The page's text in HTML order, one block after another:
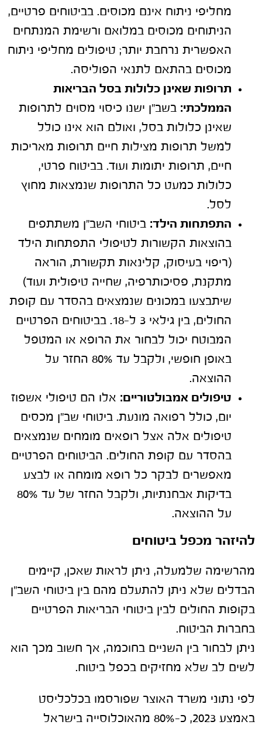
מחליפי ניתוח אינם מכוסים. בביטוחים פרטיים,
הניתוחים מכוסים במלואם ורשימת המנתחים
האפשרית נרחבת יותר; טיפולים מחליפי ניתוח
מכוסים בהתאם לתנאי הפוליסה.
תרופות שאינן כלולות בסל הבריאות
הממלכתי: בשב"ן ישנו כיסוי מסוים לתרופות
שאינן כלולות בסל, ואולם הוא אינו כולל
למשל תרופות מצילות חיים תרופות מאריכות
חיים, תרופות יתומות ועוד. בביטוח פרטי,
כלולות כמעט כל התרופות שנמצאות מחוץ
לסל.
התפתחות הילד: ביטוחי השב"ן משתתפים
בהוצאות הקשורות לטיפולי התפתחות הילד
(ריפוי בעיסוק, קלינאות תקשורת, הוראה
מתקנת, פסיכותרפיה, שחייה טיפולית ועוד)
שיתבצעו במכונים שנמצאים בהסדר עם קופת
החולים, בין גילאי 3 ל-18. בביטוחים הפרטיים
המבוטח יכול לבחור את הרופא או המטפל
באופן חופשי, ולקבל עד 80% החזר על
ההוצאה.
טיפולים אמבולטוריים: אלו הם טיפולי אשפוז
יום, כולל רפואה מונעת. ביטוחי שב"ן מכסים
טיפולים אלה אצל רופאים מומחים שנמצאים
בהסדר עם קופת החולים. הביטוחים הפרטיים
מאפשרים לבקר כל רופא מומחה או לבצע
בדיקות אבחנתיות, ולקבל החזר של עד 80%
על ההוצאה.
להיזהר מכפל ביטוחים
מהרשימה שלמעלה, ניתן לראות שאכן, קיימים
הבדלים שלא ניתן להתעלם מהם בין ביטוחי השב"ן
בקופות החולים לבין ביטוחי הבריאות הפרטיים
בחברות הביטוח.
ניתן לבחור בין השניים בחוכמה, אך חשוב מכך הוא
לשים לב שלא מחזיקים בכפל ביטוח.
לפי נתוני משרד האוצר שפורסמו בכלכליסט
באמצע 2023, כ-80% מהאוכלוסייה בישראל